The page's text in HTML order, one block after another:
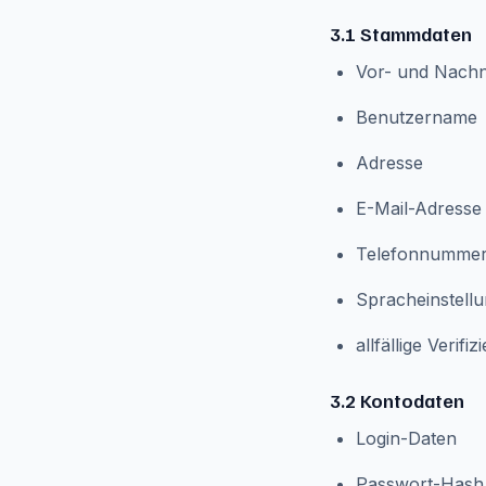
3.1 Stammdaten
Vor- und
Benutzername
Adresse
E-Mail-Adresse
allfällige
3.2 Kontodaten
Login-Daten